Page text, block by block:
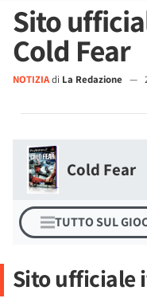
Sito
Cold Fear
NOTIZIAdi La Redazione —
Cold Fear
TUTTO SUL
Sito ufficiale